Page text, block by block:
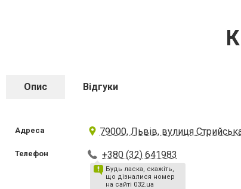
Опис Відгуки
Адреса 79000, Львів, вулиця
Телефон +380 (32) 641983
Будь ласка, скажіть,
що дізналися номер
на сайті 032.ua